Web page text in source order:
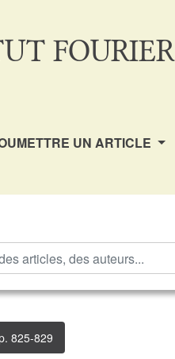
FOURIER
UN ARTICLE
825-829